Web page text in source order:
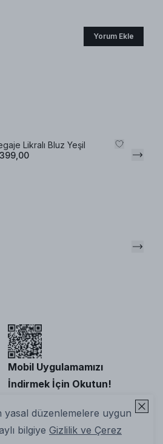
yasal düzenlemelere uygun
bilgiye Gizlilik ve Çerez
Yorum Ekle
Likralı Bluz Yeşil
Mobil Uygulamamızı
İndirmek İçin Okutun!